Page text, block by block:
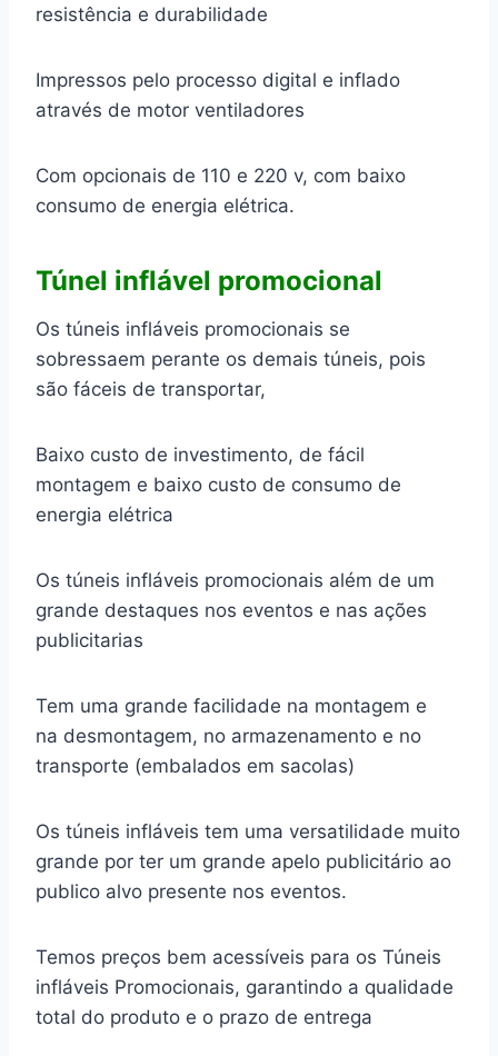
resistência e durabilidade
Impressos pelo processo digital e inflado
através de motor ventiladores
Com opcionais de 110 e 220 v, com baixo
consumo de energia elétrica.
Túnel inflável promocional
Os túneis infláveis promocionais se
sobressaem perante os demais túneis, pois
são fáceis de transportar,
Baixo custo de investimento, de fácil
montagem e baixo custo de consumo de
energia elétrica
Os túneis infláveis promocionais além de um
grande destaques nos eventos e nas ações
publicitarias
Tem uma grande facilidade na montagem e
na desmontagem, no armazenamento e no
transporte (embalados em sacolas)
Os túneis infláveis tem uma versatilidade muito
grande por ter um grande apelo publicitário ao
publico alvo presente nos eventos.
Temos preços bem acessíveis para os Túneis
infláveis Promocionais, garantindo a qualidade
total do produto e o prazo de entrega